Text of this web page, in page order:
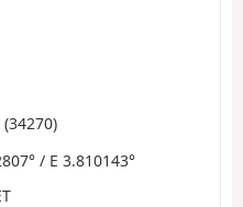
(34270)
/ E 3.810143°